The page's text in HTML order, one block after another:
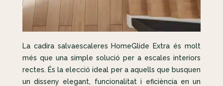
La cadira salvaescaleres HomeGlide Extra és molt
més que una simple solució per a escales interiors
rectes. És la elecció ideal per a aquells que busquen
un disseny elegant, funcionalitat i eficiència en un